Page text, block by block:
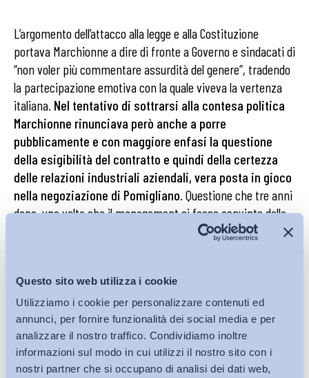
Questo sito web utilizza i cookie
Utilizziamo i cookie per personalizzare contenuti ed
annunci, per fornire funzionalità dei social media e per
analizzare il nostro traffico. Condividiamo inoltre
informazioni sul modo in cui utilizzi il nostro sito con i
nostri partner che si occupano di analisi dei dati web,
L’argomento dell’attacco alla legge e alla Costituzione
portava Marchionne a dire di fronte a Governo e sindacati di
“non voler più commentare assurdità del genere”, tradendo
la partecipazione emotiva con la quale viveva la vertenza
italiana. Nel tentativo di sottrarsi alla contesa politica
Marchionne rinunciava però anche a porre
pubblicamente e con maggiore enfasi la questione
della esigibilità del contratto e quindi della certezza
delle relazioni industriali aziendali, vera posta in gioco
nella negoziazione di Pomigliano. Questione che tre anni
dopo, una volta che il management si fosse convinto della
necessità di una legge sulla rappresentanza, sarebbe
ministro del Lavoro Enrico Giovannini, impegnato a
smentire l’amministratore delegato di FIAT sul fatto che
fosse “impossibile fare impresa in Italia”. Marchionne
confermava infatti quanto espresso nella lettera a
Marcegaglia per cui “in Italia non è possibile produrre con
gli stessi standard dei principali competitor a livello